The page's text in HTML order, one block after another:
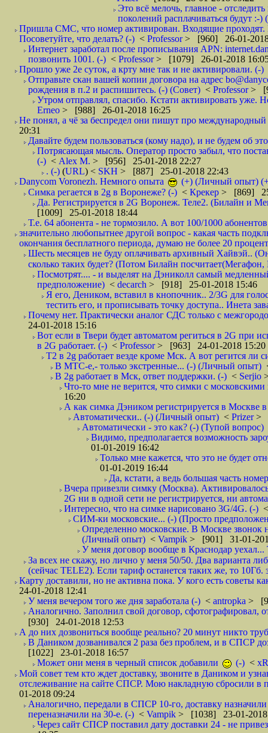
Это всё мелочь, главное -
поколений расплачиваться будут :-)
Пришла СМС, что номер активирован. Входящие проходят.
Посоветуйте, что делать? (-) < Professor> [960] 26-01-
Интернет заработал после прописывания APN:
позвонить 1001. (-) < Professor> [1079] 26-01-2018
Прошло уже 2е суток, а крту мне так и не активировали. (-)
Отправьте скан вашей копии договора на адрес
рождения в п.2 и распишитесь. (-) (Совет) < Professor>
Утром отправлял, спасибо. Кстати активировать уже.
Erneo > [988] 26-01-2018 16:25
Не понял, а чё за беспредел они пишут про
20:31
Давайте будем пользоваться (кому надо), и не будем об
Потрясающая мысль. Оператор просто забыл, что
(-) < Alex M. > [956] 25-01-2018 22:27
. (-) (URL) < SKH > [887] 25-01-2018 22:43
Danycom Voronezh. Немного опыта
(+) (Личный опыт)
Симка регается в 2g в Воронеже? (-) < Крекер > [869]
Да. Регистрируется в 2G Воронеж. Теле2. (Билайн и
[1009] 25-01-2018 18:44
Т.е. 64 абонента - не тормозило. А вот 100/1000
значительно любопытнее другой вопрос - какая часть
окончания бесплатного периода, думаю не более 20
Шесть месяцев не буду оплачивать архивный Хайвэй..
сколько таких будет? (Потом Билайн
Посмотрят.... - и выделят на Дэниколл самый
предположение) < decarch > [918] 25-01-2018 15:46
Я его, Деником, вставил в кнопочник.. 2/3G для
тестить его, и прописывать точку доступа.. Инета
Почему нет. Практически аналог СДС только с
24-01-2018 15:16
Вот если в Твери будет автоматом региться в 2G при
в 2G работает. (-) < Professor> [963] 24-01-2018 15:20
T2 в 2g работает везде кроме Мск. А вот регится
В МТС-е,- только экстренные... (-) (Личный опыт)
В 2g работает в Мск, ответ поддержки. (-) < Serjio
Что-то мне не верится, что симки с
16:20
А как симка Дэником регистрируется в Москве
Автоматически.. (-) (Личный опыт) < Prizer>
Автоматически - это как? (-) (Тупой вопрос)
Видимо, предполагается возможность
01-01-2019 16:42
Только мне кажется, что это не будет
01-01-2019 16:44
Да, кстати, а ведь большая часть
Вчера привезли симку (Москва).
2G ни в одной сети не регистрируется, ни
Интересно, что на симке нарисовано 3G/4G. (-)
СИМ-ки московские... (-) (Просто
Определенно московские. В Москве звонок
(Личный опыт) < Vampik > [901] 31-01-
У меня договор вообще в Краснодар
За всех не скажу, но лично у меня 50/50. Два варианта
(сейчас TELE2). Если тариф останется таких же, то
Карту доставили, но не активна пока. У кого есть советы
24-01-2018 12:41
У меня вечером того же дня заработала (-) < antropka >
Аналогично. Заполнил свой договор,
[930] 24-01-2018 12:53
А до них дозвониться вообще реально? 20 минут никто
В Даником дозванивался 2 раза без проблем, и в СПСР
[1022] 23-01-2018 16:57
Может они меня в черный список добавили
(-) <
Мой совет тем кто ждет доставку, звоните в Даником и
отслеживание на сайте СПСР. Мою накладную сбросили
01-2018 09:24
Аналогично, передали в СПСР 10-го, доставку
переназначили на 30-е. (-) < Vampik > [1038] 23-01-2018
Через сайт СПСР поставил дату доставки 24 - не